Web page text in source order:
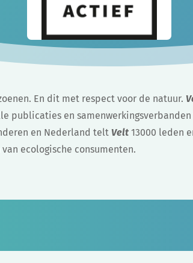
En dit met respect voor de natuur.
publicaties en
en Nederland teltVelt 13000 leden
ecologische consumenten.